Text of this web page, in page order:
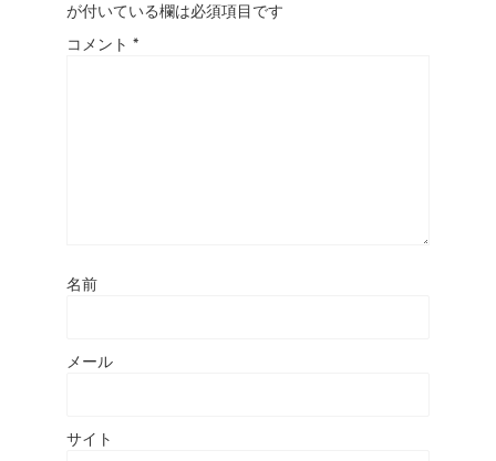
が付いている欄は必須項目です
コメント *
名前
メール
サイト